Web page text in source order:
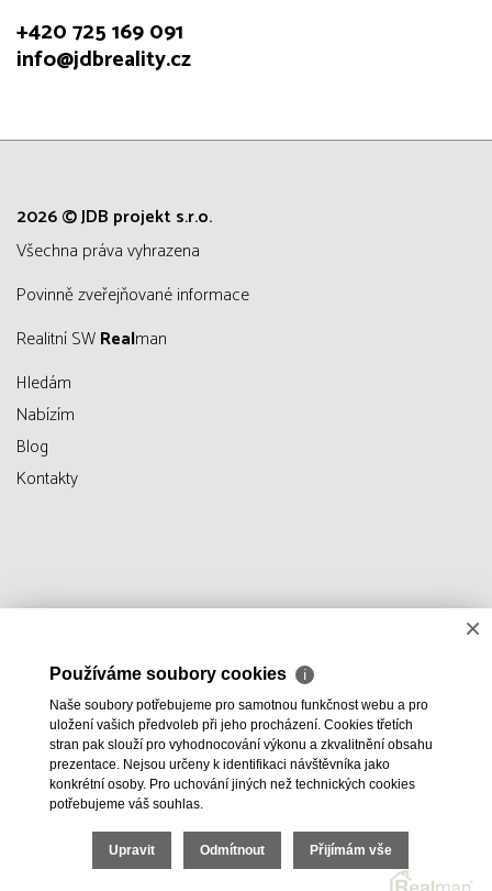
+420 725 169 091
info@jdbreality.cz
2026 © JDB projekt s.r.o.
všechna práva vyhrazena
Povinně zveřejňované informace
Realitní SWRealman
Hledám
Nabízím
Blog
Kontakty
×
Používáme soubory cookies ℹ
Naše soubory potřebujeme pro samotnou funkčnost webu a pro
uložení vašich předvoleb při jeho procházení. Cookies třetích
stran pak slouží pro vyhodnocování výkonu a zkvalitnění obsahu
prezentace. Nejsou určeny k identifikaci návštěvníka jako
konkrétní osoby. Pro uchování jiných než technických cookies
potřebujeme váš souhlas.
Upravit Odmítnout Přijímám vše